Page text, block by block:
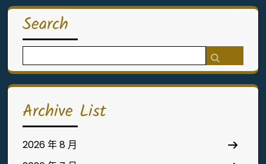
Search
for:
Archive List
2026 年 8 月